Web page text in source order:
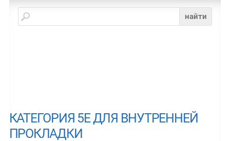
найти
КАТЕГОРИЯ 5Е ДЛЯ ВНУТРЕННЕЙ
ПРОКЛАДКИ